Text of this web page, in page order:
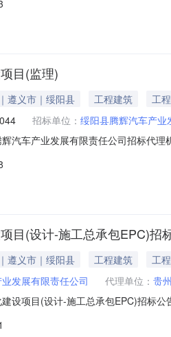
1、项目名称：绥阳县考训一体化建
目(监理)
遵义市｜绥阳县 工程建筑
工程
招标单位： 绥阳县腾辉汽车产业
汽车产业发展有限责任公司招标代
提交响应文件。一、项目基本情况
目(设计-施工总承包EPC)招
遵义市｜绥阳县 工程建筑
工程
发展有限责任公司 代理单位： 贵
设项目(设计-施工总承包EPC)招标
公开招标。2．项目概况与招标范围